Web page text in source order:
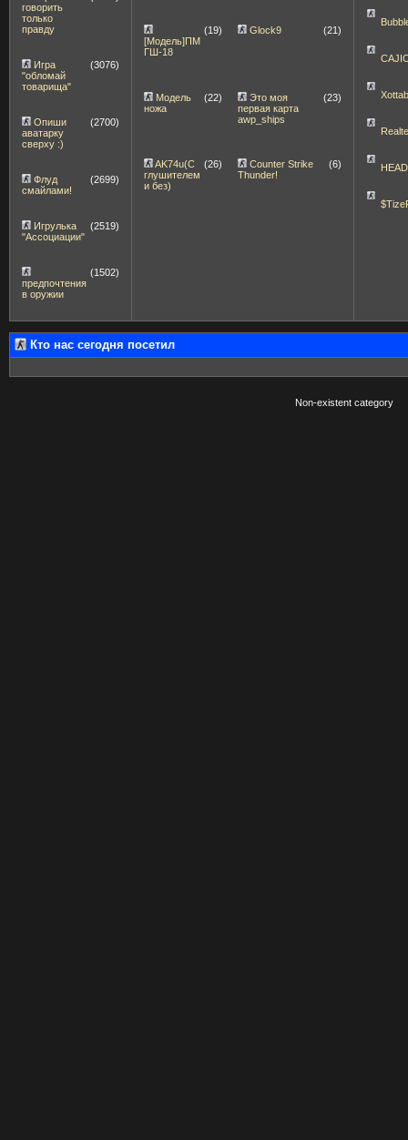
говорить
только
правду
Игра
"обломай
товарища"
(3076)
Опиши
аватарку
сверху :)
(2700)
Флуд
смайлами!
(2699)
Игрулька
"Ассоциации"
(2519)
предпочтения
в оружии
(1502)
[Модель]ПМ
ГШ-18
(19) Glock9 (21)
Модель
ножа
(22)
Это моя
первая карта
awp_ships
(23)
AK74u(С
глушителем
и без)
(26)
Counter Strike
Thunder!
(6)
Кто нас сегодня посетил
Non-existent category